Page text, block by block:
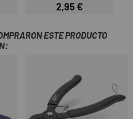
Precio
2,95 €
ESTE PRODUCTO